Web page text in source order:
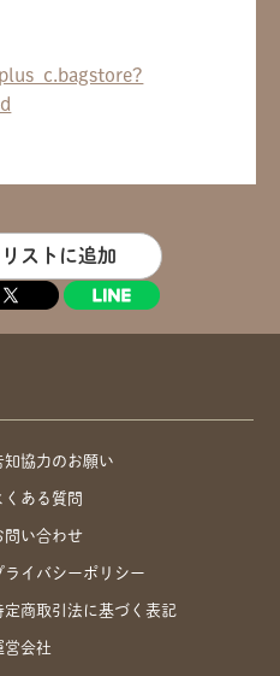
ストに追加
知協力のお願い
くある質問
問い合わせ
ライバシーポリシー
定商取引法に基づく表記
営会社